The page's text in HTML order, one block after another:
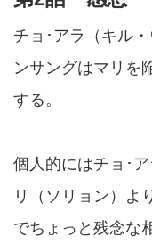
チョ･アラ（キル
ンサングはマリを
する。
個人的にはチョ･
リ（ソリョン）よ
でちょっと残念な